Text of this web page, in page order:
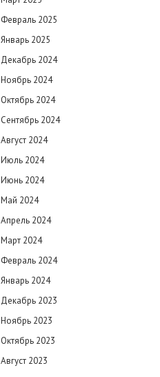
Февраль 2025
Январь 2025
Декабрь 2024
Ноябрь 2024
Октябрь 2024
Сентябрь 2024
Август 2024
Июль 2024
Июнь 2024
Май 2024
Апрель 2024
Март 2024
Февраль 2024
Январь 2024
Декабрь 2023
Ноябрь 2023
Октябрь 2023
Август 2023